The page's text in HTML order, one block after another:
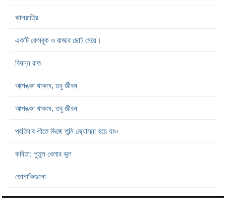
কালরাত্রি
একটি ফেসবুক ও রাজার ছোট মেয়ে।
বিষন্ন রাত
আশঙ্কা থাকবে, তবু জীবন
আশঙ্কা থাকবে, তবু জীবন
প্রতিবার শীতে ভিজে তুমি জ্যোস্না হয়ে যাও
কবিতা: পুতুল খেলার ভুল
জোনাকিগুলো